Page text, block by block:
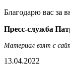
Благодарю вас за
Пресс-служба
Материал взят с
13.04.2022